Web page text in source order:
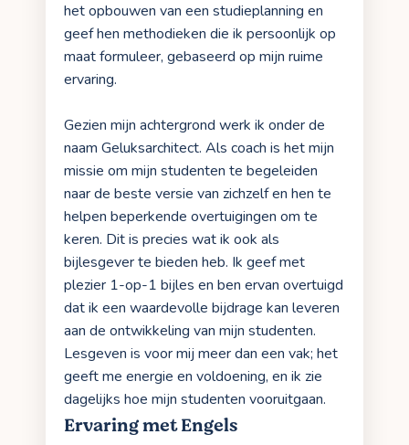
het opbouwen van een studieplanning en
geef hen methodieken die ik persoonlijk op
maat formuleer, gebaseerd op mijn ruime
ervaring.
Gezien mijn achtergrond werk ik onder de
naam Geluksarchitect. Als coach is het mijn
missie om mijn studenten te begeleiden
naar de beste versie van zichzelf en hen te
helpen beperkende overtuigingen om te
keren. Dit is precies wat ik ook als
bijlesgever te bieden heb. Ik geef met
plezier 1-op-1 bijles en ben ervan overtuigd
dat ik een waardevolle bijdrage kan leveren
aan de ontwikkeling van mijn studenten.
Lesgeven is voor mij meer dan een vak; het
geeft me energie en voldoening, en ik zie
dagelijks hoe mijn studenten vooruitgaan.
Ervaring met Engels